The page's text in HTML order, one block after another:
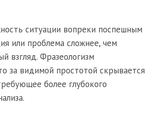
ситуации вопреки поспешным
или проблема сложнее, чем
взгляд. Фразеологизм
за видимой простотой скрывается
более глубокого